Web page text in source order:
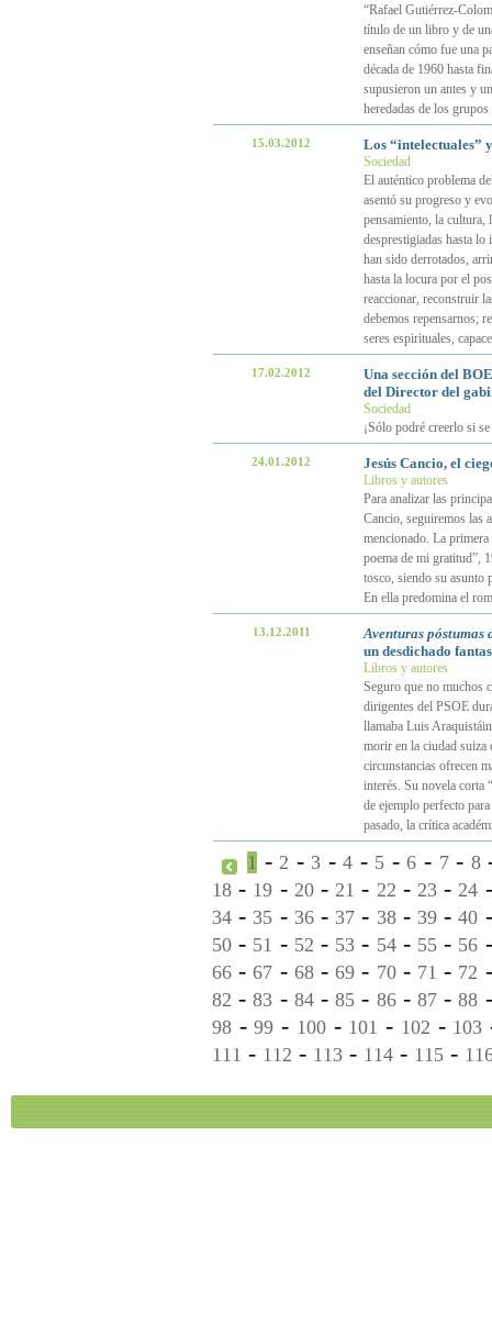
“Rafael Gutiérrez-
título de un libro y de
enseñan cómo fue una
década de 1960 hasta
supusieron un antes y
heredadas de los
15.03.2012 Los “intelectuales”
Sociedad
El auténtico problema
asentó su progreso y
pensamiento, la
desprestigiadas hasta lo
han sido derrotados,
hasta la locura por el
reaccionar, reconstruir
debemos repensarnos;
seres espirituales,
17.02.2012
Una sección del
del Director del
Sociedad
¡Sólo podré creerlo si
24.01.2012 Jesús Cancio, el
Libros y autores
Para analizar las
Cancio, seguiremos las
mencionado. La
poema de mi gratitud”,
tosco, siendo su asunto
En ella predomina el
13.12.2011
Aventuras
un desdichado
Libros y autores
Seguro que no muchos
dirigentes del PSOE
llamaba Luis
morir en la ciudad suiza
circunstancias ofrecen
interés. Su novela corta
de ejemplo perfecto
pasado, la crítica
1 -2 - 3 -4 - 5 -6 - 7- 8
18 - 19 - 20-21 - 22 - 23-24
34 - 35 - 36- 37 - 38- 39-40
50 - 51 - 52 - 53 - 54- 55- 56
66 -67 - 68-69 - 70- 71 - 72
82 -83 - 84-85 - 86- 87-88
98 -99 - 100- 101 - 102 - 103
111 - 112 - 113 - 114 - 115 -